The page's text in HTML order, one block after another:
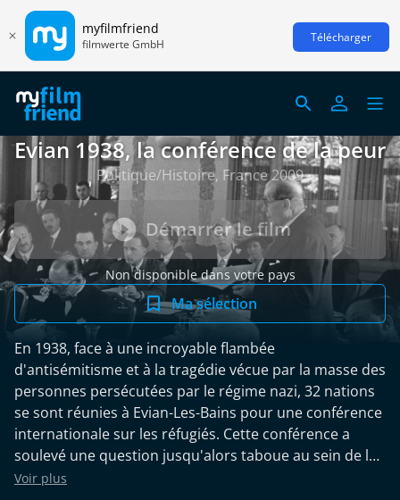
myfilmfriend
filmwerte GmbH Télécharger
Evian 1938, la conférence de la peur
Politique/Histoire, France 2009
Démarrer le film
Non disponible dans votre pays
Ma sélection
En 1938, face à une incroyable flambée
d'antisémitisme et à la tragédie vécue par la masse des
personnes persécutées par le régime nazi, 32 nations
se sont réunies à Evian-Les-Bains pour une conférence
internationale sur les réfugiés. Cette conférence a
soulevé une question jusqu'alors taboue au sein de la
communauté internationale : comment intervenir
Voir plus